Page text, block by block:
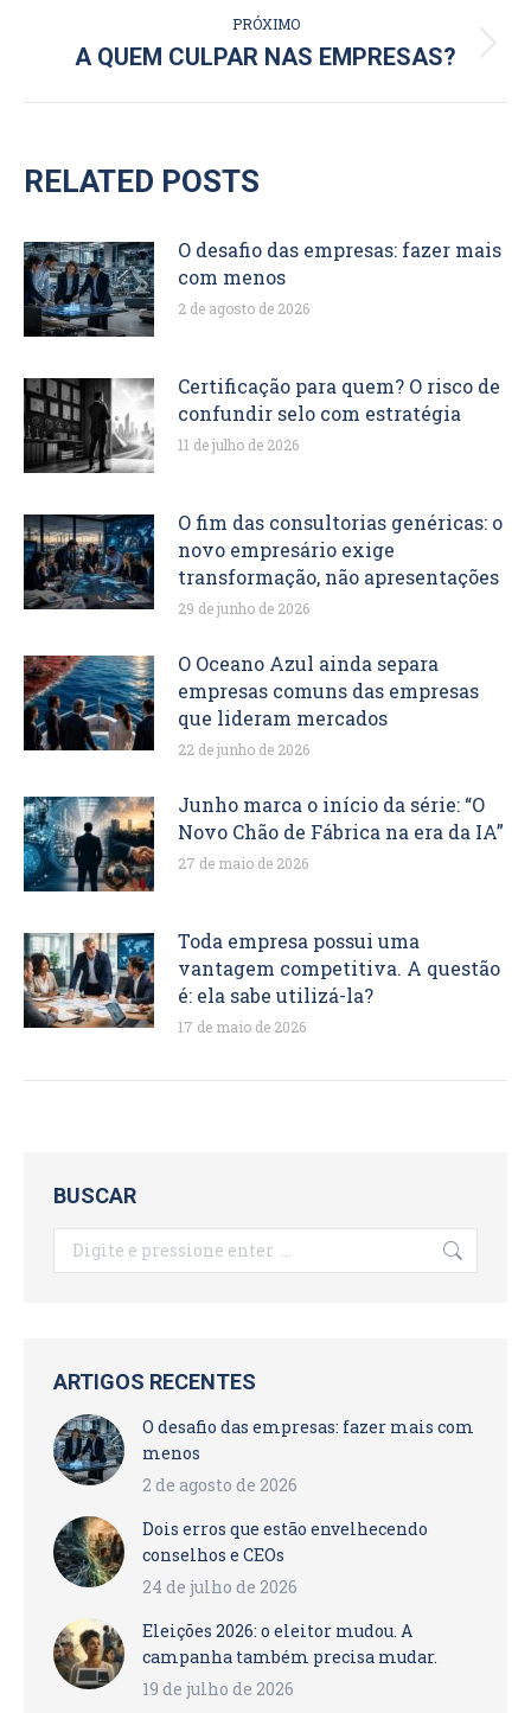
PRÓXIMO
Próximo
A QUEM CULPAR NAS EMPRESAS?
RELATED POSTS
O desafio das empresas: fazer mais
com menos
2 de agosto de 2026
Certificação para quem? O risco de
confundir selo com estratégia
11 de julho de 2026
O fim das consultorias genéricas: o
novo empresário exige
transformação, não apresentações
29 de junho de 2026
O Oceano Azul ainda separa
empresas comuns das empresas
que lideram mercados
22 de junho de 2026
Junho marca o início da série: “O
Novo Chão de Fábrica na era da IA”
27 de maio de 2026
Toda empresa possui uma
vantagem competitiva. A questão
é: ela sabe utilizá-la?
17 de maio de 2026
BUSCAR
Search:
ARTIGOS RECENTES
O desafio das empresas: fazer mais com
menos
2 de agosto de 2026
Dois erros que estão envelhecendo
conselhos e CEOs
24 de julho de 2026
Eleições 2026: o eleitor mudou. A
campanha também precisa mudar.
19 de julho de 2026